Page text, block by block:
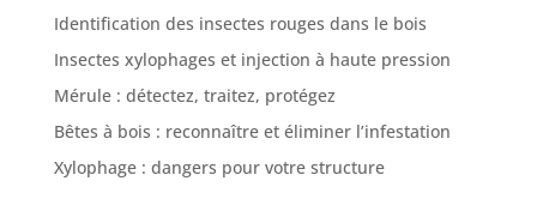
Identification des insectes rouges dans le bois
Insectes xylophages et injection à haute pression
Mérule : détectez, traitez, protégez
Bêtes à bois : reconnaître et éliminer l’infestation
Xylophage : dangers pour votre structure